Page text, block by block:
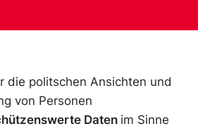
die politschen Ansichten und
von Personen
Daten im Sinne